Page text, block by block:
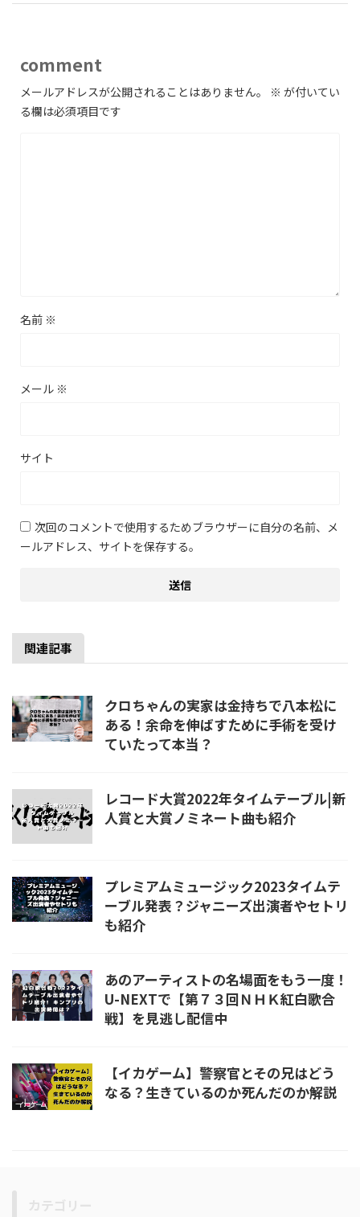
comment
メールアドレスが公開されることはありません。 ※ が付いてい
る欄は必須項目です
名前 ※
メール ※
サイト
次回のコメントで使用するためブラウザーに自分の名前、メ
ールアドレス、サイトを保存する。
関連記事
クロちゃんの実家は金持ちで八本松に
ある！余命を伸ばすために手術を受け
ていたって本当？
レコード大賞2022年タイムテーブル|新
人賞と大賞ノミネート曲も紹介
プレミアムミュージック2023タイムテ
ーブル発表？ジャニーズ出演者やセトリ
も紹介
あのアーティストの名場面をもう一度！
U-NEXTで【第７３回ＮＨＫ紅白歌合
戦】を見逃し配信中
【イカゲーム】警察官とその兄はどう
なる？生きているのか死んだのか解説